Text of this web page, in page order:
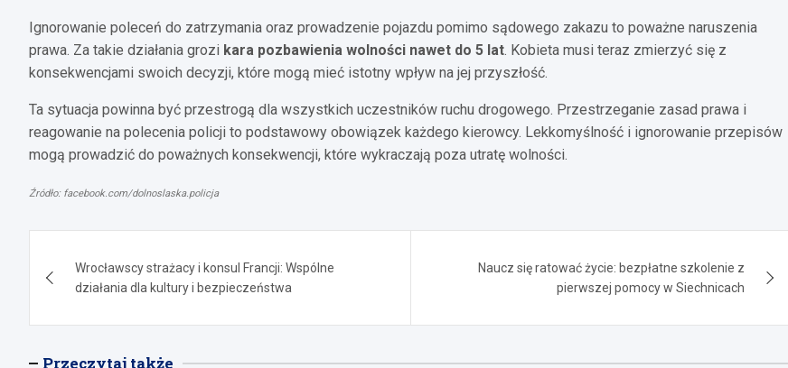
Ignorowanie poleceń do zatrzymania oraz prowadzenie pojazdu pomimo sądowego zakazu to poważne naruszenia
prawa. Za takie działania grozi kara pozbawienia wolności nawet do 5 lat. Kobieta musi teraz zmierzyć się z
konsekwencjami swoich decyzji, które mogą mieć istotny wpływ na jej przyszłość.
Ta sytuacja powinna być przestrogą dla wszystkich uczestników ruchu drogowego. Przestrzeganie zasad prawa i
reagowanie na polecenia policji to podstawowy obowiązek każdego kierowcy. Lekkomyślność i ignorowanie przepisów
mogą prowadzić do poważnych konsekwencji, które wykraczają poza utratę wolności.
Źródło: facebook.com/dolnoslaska.policja
wpisu
Wrocławscy strażacy i konsul Francji: Wspólne
działania dla kultury i bezpieczeństwa
Naucz się ratować życie: bezpłatne szkolenie z
pierwszej pomocy w Siechnicach
Przeczytaj także